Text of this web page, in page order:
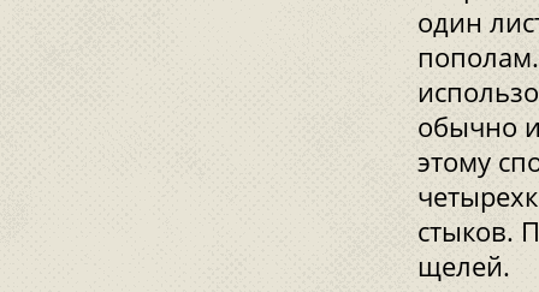
один
обычно
этому
стыков.
щелей.